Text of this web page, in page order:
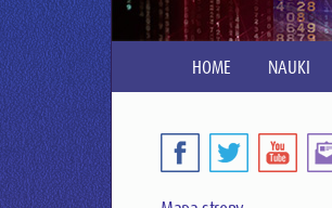
HOME NAUKI